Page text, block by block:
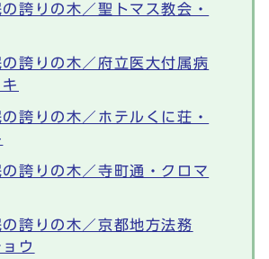
の誇りの木／聖トマス教会・
の誇りの木／府立医大付属病
の誇りの木／ホテルくに荘・
の誇りの木／寺町通・クロマ
の誇りの木／京都地方法務
ウ